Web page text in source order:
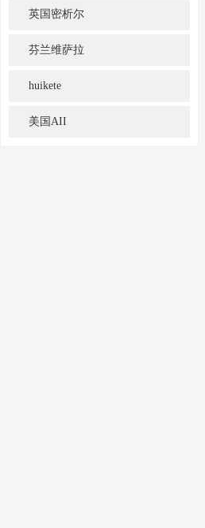
英国密析尔
芬兰维萨拉
huikete
美国AII